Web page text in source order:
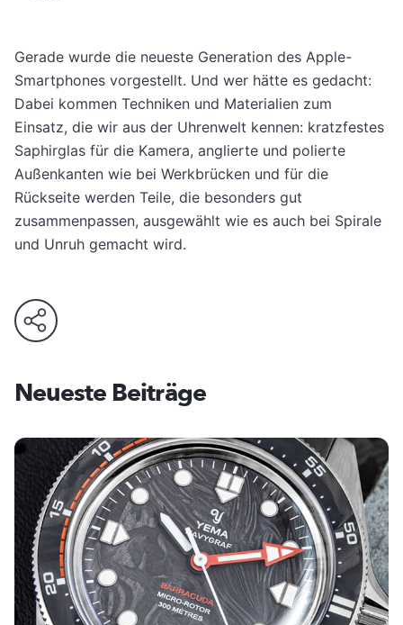
Gerade wurde die neueste Generation des Apple-
Smartphones vorgestellt. Und wer hätte es gedacht:
Dabei kommen Techniken und Materialien zum
Einsatz, die wir aus der Uhrenwelt kennen: kratzfestes
Saphirglas für die Kamera, anglierte und polierte
Außenkanten wie bei Werkbrücken und für die
Rückseite werden Teile, die besonders gut
zusammenpassen, ausgewählt wie es auch bei Spirale
und Unruh gemacht wird.
Neueste Beiträge